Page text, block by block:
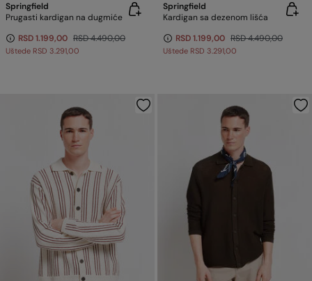
Springfield
Prugasti kardigan na dugmiće
RSD 1.199,00 RSD 4.490,00
Uštede RSD 3.291,00
Springfield
Kardigan sa dezenom lišća
RSD 1.199,00 RSD 4.490,00
Uštede RSD 3.291,00